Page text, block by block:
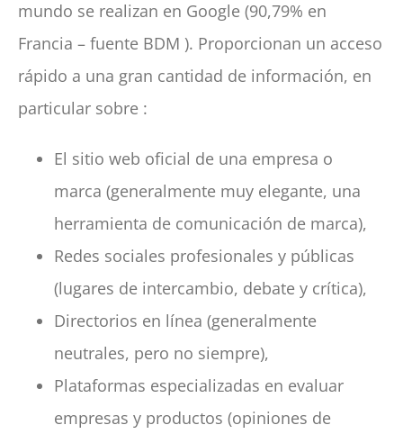
mundo se realizan en Google (90,79% en
Francia – fuente BDM ). Proporcionan un acceso
rápido a una gran cantidad de información, en
particular sobre :
El sitio web oficial de una empresa o
marca (generalmente muy elegante, una
herramienta de comunicación de marca),
Redes sociales profesionales y públicas
(lugares de intercambio, debate y crítica),
Directorios en línea (generalmente
neutrales, pero no siempre),
Plataformas especializadas en evaluar
empresas y productos (opiniones de